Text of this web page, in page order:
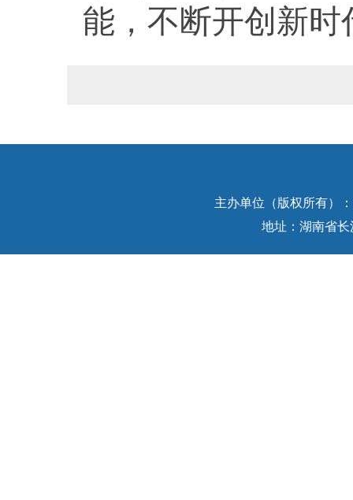
能，不断开创新
主办单位（版权所有）
地址：湖南省